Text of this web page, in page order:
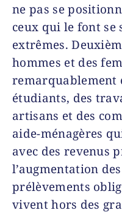
ne pas se
ceux qui le font
extrêmes.
hommes et des
remarquablement
étudiants, des
artisans et des
aide-ménagères
avec des revenus
l’augmentation
prélèvements
vivent hors des